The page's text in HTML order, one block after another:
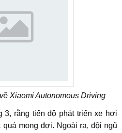
Xiaomi Autonomous Driving
3, rằng tiến độ phát triển xe hơi
mong đợi. Ngoài ra, đội ngũ